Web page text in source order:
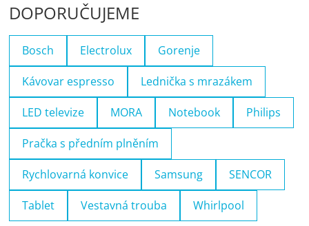
DOPORUČUJEME
Bosch Electrolux Gorenje
Kávovar espresso Lednička s mrazákem
LED televize MORA Notebook Philips
Pračka s předním plněním
Rychlovarná konvice Samsung SENCOR
Tablet Vestavná trouba Whirlpool